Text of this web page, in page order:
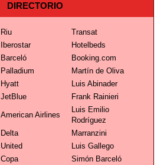
DIRECTORIO
Riu
Transat
Iberostar
Hotelbeds
Barceló
Booking.com
Palladium
Martín de Oliva
Hyatt
Luis Abinader
JetBlue Frank Rainieri
American Airlines
Luis Emilio
Rodríguez
Delta
Marranzini
United
Luis Gallego
Copa Simón Barceló